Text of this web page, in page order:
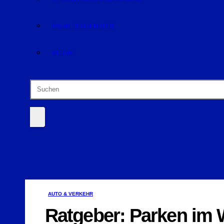
RAUM DEGGENDORF
BLUVAL
AUTO & VERKEHR
Ratgeber: Parken im